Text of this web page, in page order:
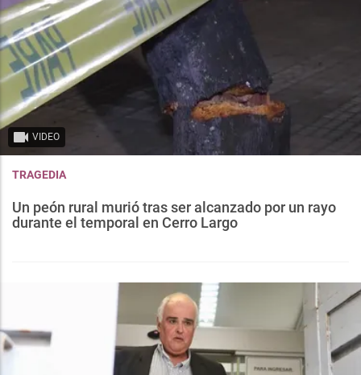
VIDEO
TRAGEDIA
Un peón rural murió tras ser alcanzado por un rayo
durante el temporal en Cerro Largo